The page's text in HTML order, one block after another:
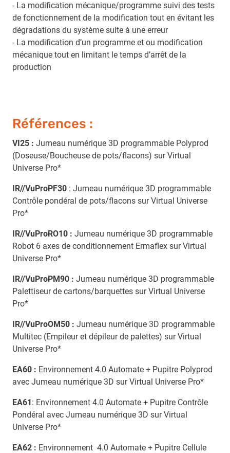
- La modification mécanique/programme suivi des tests
de fonctionnement de la modification tout en évitant les
dégradations du système suite à une erreur
- La modification d’un programme et ou modification
mécanique tout en limitant le temps d’arrêt de la
production
Références :
VI25 : Jumeau numérique 3D programmable Polyprod
(Doseuse/Boucheuse de pots/flacons) sur Virtual
Universe Pro*
IR//VuProPF30 : Jumeau numérique 3D programmable
Contrôle pondéral de pots/flacons sur Virtual Universe
Pro*
IR//VuProRO10 : Jumeau numérique 3D programmable
Robot 6 axes de conditionnement Ermaflex sur Virtual
Universe Pro*
IR//VuProPM90 : Jumeau numérique 3D programmable
Palettiseur de cartons/barquettes sur Virtual Universe
Pro*
IR//VuProOM50 : Jumeau numérique 3D programmable
Multitec (Empileur et dépileur de palettes) sur Virtual
Universe Pro*
EA60 : Environnement 4.0 Automate + Pupitre Polyprod
avec Jumeau numérique 3D sur Virtual Universe Pro*
EA61: Environnement 4.0 Automate + Pupitre Contrôle
Pondéral avec Jumeau numérique 3D sur Virtual
Universe Pro*
EA62 : Environnement 4.0 Automate + Pupitre Cellule